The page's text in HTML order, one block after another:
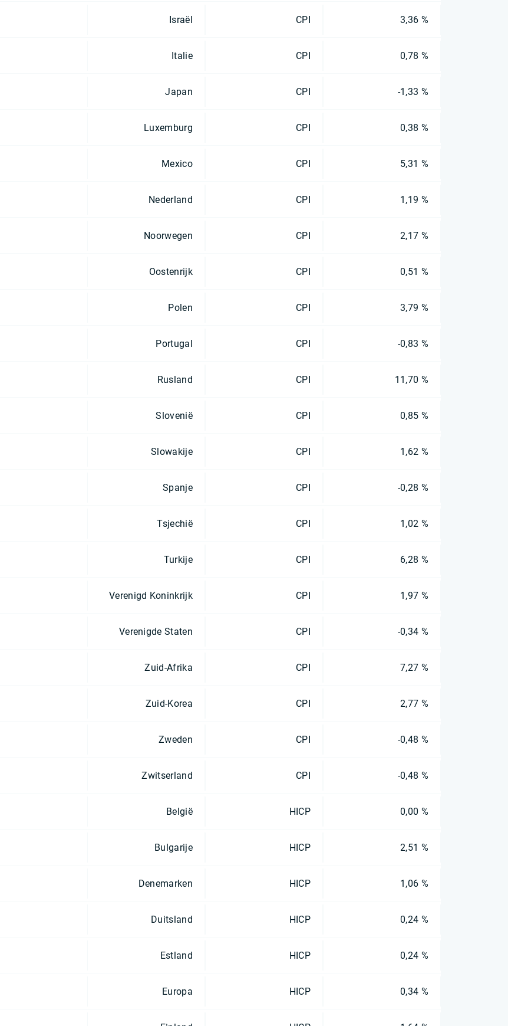
Israël CPI 3,36 %
Italie CPI 0,78 %
Japan CPI -1,33 %
Luxemburg CPI 0,38 %
Mexico CPI 5,31 %
Nederland CPI 1,19 %
Noorwegen CPI 2,17 %
Oostenrijk CPI 0,51 %
Polen CPI 3,79 %
Portugal CPI -0,83 %
Rusland CPI 11,70 %
Slovenië CPI 0,85 %
Slowakije CPI 1,62 %
Spanje CPI -0,28 %
Tsjechië CPI 1,02 %
Turkije CPI 6,28 %
Verenigd Koninkrijk CPI 1,97 %
Verenigde Staten CPI -0,34 %
Zuid-Afrika CPI 7,27 %
Zuid-Korea CPI 2,77 %
Zweden CPI -0,48 %
Zwitserland CPI -0,48 %
België HICP 0,00 %
Bulgarije HICP 2,51 %
Denemarken HICP 1,06 %
Duitsland HICP 0,24 %
Estland HICP 0,24 %
Europa HICP 0,34 %